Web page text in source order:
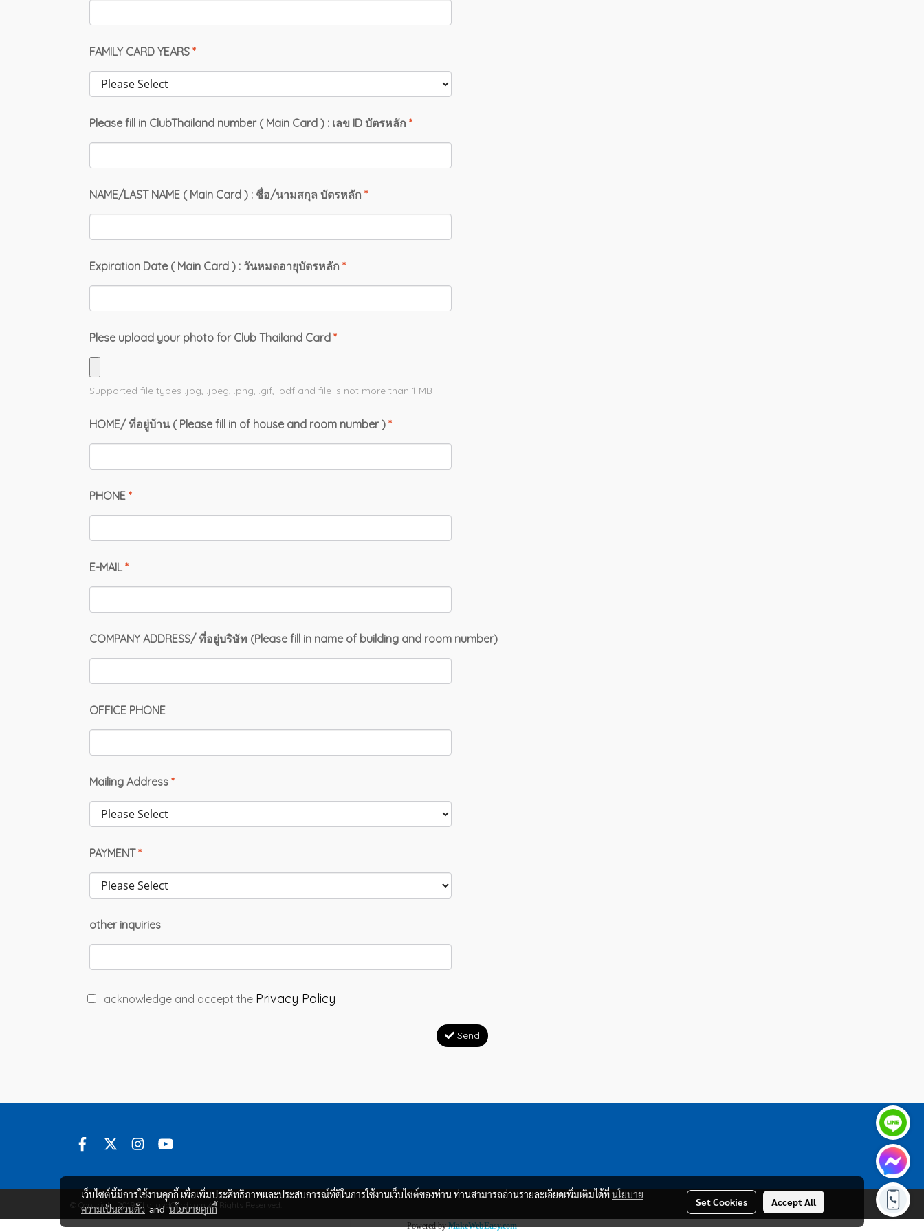
FAMILY CARD YEARS *
Please fill in ClubThailand number ( Main Card ) : เลข ID บัตรหลัก *
NAME/LAST NAME ( Main Card ) : ชื่อ/นามสกุล บัตรหลัก *
Expiration Date ( Main Card ) : วันหมดอายุบัตรหลัก *
Plese upload your photo for Club Thailand Card *
Supported file types .jpg, .jpeg, .png, .gif, .pdf and file is not more than 1 MB
HOME/ ที่อยู่บ้าน ( Please fill in of house and room number ) *
PHONE *
E-MAIL *
COMPANY ADDRESS/ ที่อยู่บริษัท (Please fill in name of building and room number)
OFFICE PHONE
Mailing Address *
PAYMENT *
other inquiries
I acknowledge and accept the Privacy Policy
Send
© Copyright 2019 ThailandCard.com All Rights Reserved.
Powered byMakeWebEasy.com
เว็บไซต์นี้มีการใช้งานคุกกี้ เพื่อเพิ่มประสิทธิภาพและประสบการณ์ที่ดีในการใช้งานเว็บไซต์ของท่าน ท่านสามารถอ่านรายละเอียดเพิ่มเติมได้ที่นโยบาย
ความเป็นส่วนตัว and นโยบายคุกกี้
Set Cookies Accept All